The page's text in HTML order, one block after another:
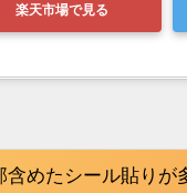
楽天市場で見る
めたシール貼りが